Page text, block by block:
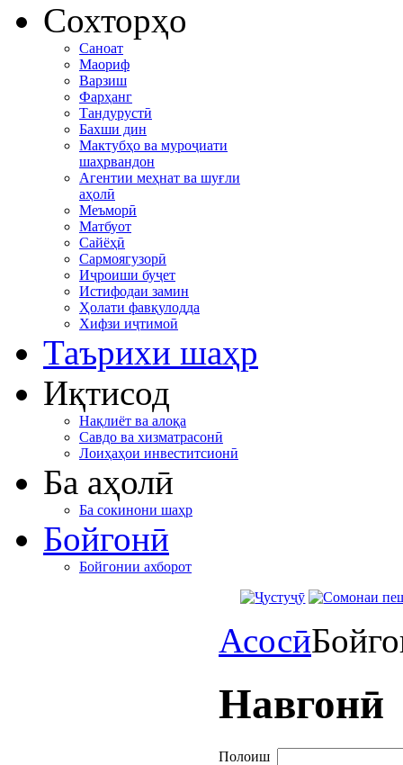
Сохторҳо
Саноат
Маориф
Варзиш
Фарҳанг
Тандурустӣ
Бахши дин
Мактубҳо ва муроҷиати
шаҳрвандон
Агентии меҳнат ва шуғли
аҳолӣ
Меъморӣ
Матбуот
Сайёҳӣ
Сармоягузорӣ
Иҷроиши буҷет
Истифодаи замин
Ҳолати фавқулодда
Хифзи иҷтимоӣ
Таърихи шаҳр
Иқтисод
Нақлиёт ва алоқа
Савдо ва хизматрасонӣ
Лоиҳаҳои инвеститсионӣ
Ба аҳолӣ
Ба сокинони шаҳр
Бойгонӣ
Бойгонии ахборот
Асосӣ
Навгонӣ
Полоиш